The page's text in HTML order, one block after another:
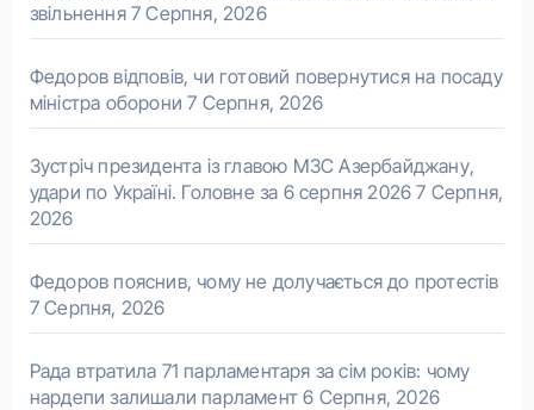
звільнення 7 Серпня, 2026
Федоров відповів, чи готовий повернутися на посаду
міністра оборони 7 Серпня, 2026
Зустріч президента із главою МЗС Азербайджану,
удари по Україні. Головне за 6 серпня 2026 7 Серпня,
2026
Федоров пояснив, чому не долучається до протестів
7 Серпня, 2026
Рада втратила 71 парламентаря за сім років: чому
нардепи залишали парламент 6 Серпня, 2026